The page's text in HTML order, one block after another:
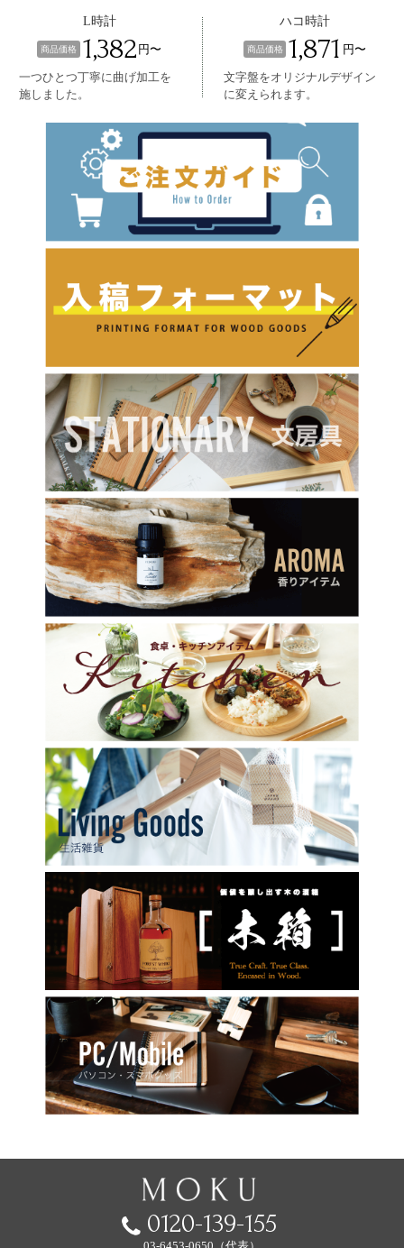
L時計
商品価格 1,382 円〜
一つひとつ丁寧に曲げ加工を
施しました。
ハコ時計
商品価格 1,871 円〜
文字盤をオリジナルデザイン
に変えられます。
0120-139-155